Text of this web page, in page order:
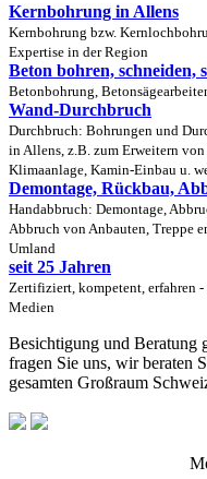
Kernbohrung in Allens
Kernbohrung bzw.
Expertise in der Region
Beton bohren, schneiden,
Betonbohrung,
Wand-Durchbruch
Durchbruch: Bohrungen und
in Allens, z.B. zum Erweitern
Klimaanlage, Kamin-Einbau u.
Demontage, Rückbau,
Handabbruch: Demontage,
Abbruch von Anbauten, Treppe
Umland
seit 25 Jahren
Zertifiziert, kompetent, erfahren -
Medien
Besichtigung und Beratung
fragen Sie uns, wir beraten
gesamten Großraum